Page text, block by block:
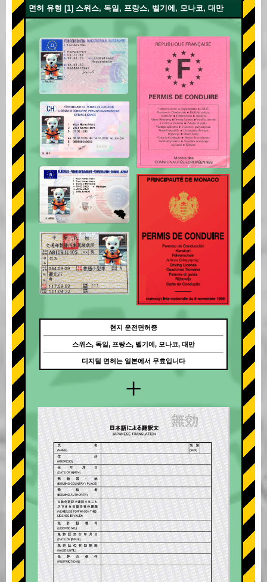
면허 유형 [1] 스위스, 독일, 프랑스, 벨기에, 모나코, 대만
+
현지 운전면허증
스위스, 독일, 프랑스, 벨기에, 모나코, 대만
디지털 면허는 일본에서 무효입니다